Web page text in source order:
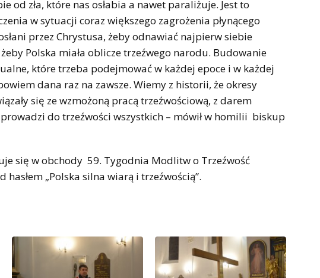
zła, które nas osłabia a nawet paraliżuje. Jest to
w sytuacji coraz większego zagrożenia płynącego
przez Chrystusa, żeby odnawiać najpierw siebie
Polska miała oblicze trzeźwego narodu. Budowanie
które trzeba podejmować w każdej epoce i w każdej
dana raz na zawsze. Wiemy z historii, że okresy
się ze wzmożoną pracą trzeźwościową, z darem
do trzeźwości wszystkich – mówił w homilii biskup
się w obchody 59. Tygodnia Modlitw o Trzeźwość
„Polska silna wiarą i trzeźwością”.